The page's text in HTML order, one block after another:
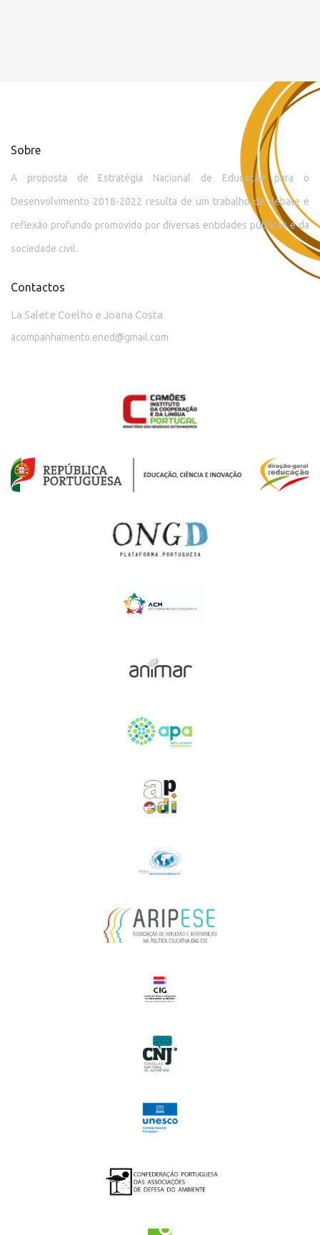
Sobre
A proposta de Estratégia Nacional de Educação para o
Desenvolvimento 2018-2022 resulta de um trabalho de debate e
reflexão profundo promovido por diversas entidades públicas e da
sociedade civil.
Contactos
La Salete Coelho e Joana Costa
acompanhamento.ened@gmail.com